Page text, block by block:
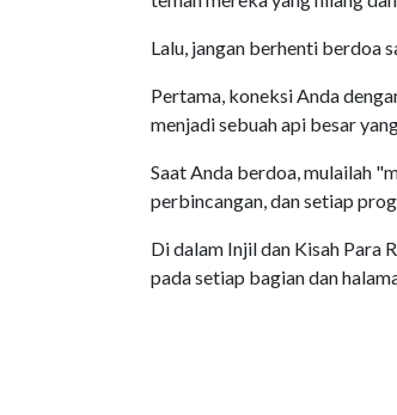
Lalu, jangan berhenti berdoa
Pertama, koneksi Anda
menjadi sebuah api besar
Saat Anda berdoa, mulailah
perbincangan, dan setiap
Di dalam Injil dan Kisah Para
pada setiap bagian dan